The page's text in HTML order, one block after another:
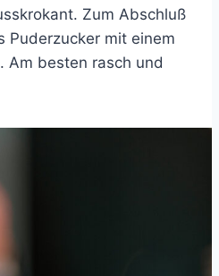
Zum Abschluß
Puderzucker mit einem
Am besten rasch und